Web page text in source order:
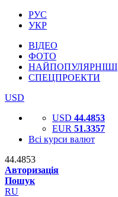
РУС
УКР
ВІДЕО
ФОТО
НАЙПОПУЛЯРНІШІ
СПЕЦПРОЕКТИ
USD
USD 44.4853
EUR 51.3357
Всі курси валют
44.4853
Авторизація
Пошук
RU